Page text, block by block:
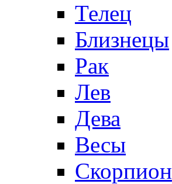
Телец
Близнецы
Рак
Лев
Дева
Весы
Скорпион